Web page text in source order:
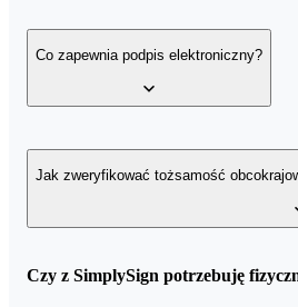
dokumentację firmową,
e-faktury, dokumenty HR,
dokumentację medyczną,
zgodę na przetargi czy aukcje
korespondencję z urzędami
Aby uzyskać certyfikat kwalifikowany
zajmuje do 7 dni. W cenę wliczony
naszego partnera z fakturą zakupu
Szczegółowy opis rejestracji
Co zapewnia podpis elektroniczny?
Podpis elektroniczny zapewnia:
2.Uwierzytelnienie nadawcy– czyli
3.Niezaprzeczalność–
Jak zweryfikować tożsamość
W celu wydania kwalifikowanego
Czy z SimplySign potrzebuję